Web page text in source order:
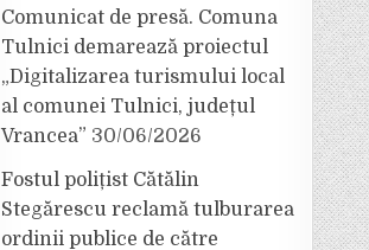
Comunicat de presă. Comuna
Tulnici demarează proiectul
„Digitalizarea turismului local
al comunei Tulnici, județul
Vrancea” 30/06/2026
Fostul polițist Cătălin
Stegărescu reclamă tulburarea
ordinii publice de către